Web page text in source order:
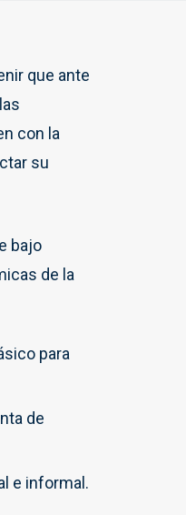
que ante
con la
su
bajo
de la
para
de
e informal.